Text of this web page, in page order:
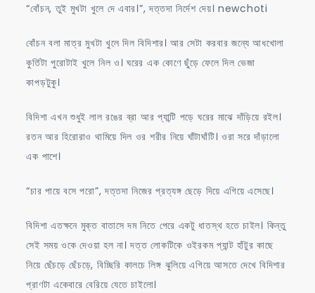
“বোঁচন, তুই মুখটা খুলে দে এবার।”, দত্তদা নির্দেশ দেয়। newchoti
বোঁচন বলা মাত্র মুখটা খুলে দিল বিদিশার। আর সেটা করবার জন্যে আধখোলা
কুর্তিটা পুরোটাই খুলে নিল ও। ঘরের এক কোণে ছুঁড়ে ফেলে দিল ভেজা
কাপড়টুকু।
বিদিশা এখন শুধুই লাল রঙের ব্রা আর প্যান্টি পড়ে ঘরের মাঝে দাঁড়িয়ে রইল।
রতন আর হিরোরাও থামিয়ে দিল ওর শরীর নিয়ে ঘাঁটাঘাঁটি। ওরা সরে দাঁড়ালো
এক পাশে।
“চার পায়ে বসে পরো”, দত্তদা নিজের প্রত্যঙ্গ ছেড়ে দিয়ে এগিয়ে এসেছে।
বিদিশা এতক্ষনে মুক্ত বাতাসে দম নিতে পেরে একটু ধাতস্থ হতে চাইল। কিন্তু
সেই সময় ওকে দেওয়া হল না। দত্ত লোকটিকে ওইরকম প্যান্ট হাঁটুর কাছে
নিয়ে ছেঁচড়ে ছেঁচড়ে, বিচ্ছিরি কালচে লিঙ্গ ঝুলিয়ে এগিয়ে আসতে দেখে বিদিশার
প্রাণটা একেবারে বেরিয়ে যেতে চাইলো।